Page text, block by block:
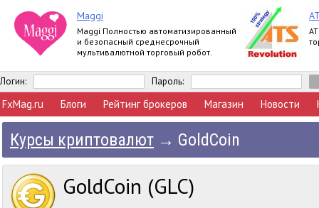
Maggi
Maggi Полностью автоматизированный
и безопасный среднесрочный
мультивалютной торговый робот.
Логин: Пароль:
FxMag.ru Блоги Рейтинг брокеров Магазин Новости
Курсы криптовалют → GoldCoin
GoldCoin (GLC)